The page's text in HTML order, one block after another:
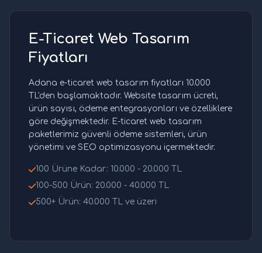
E-Ticaret Web Tasarım
Fiyatları
Adana e-ticaret web tasarım fiyatları 10.000
TL'den başlamaktadır. Website tasarım ücreti,
ürün sayısı, ödeme entegrasyonları ve özelliklere
göre değişmektedir. E-ticaret web tasarım
paketlerimiz güvenli ödeme sistemleri, ürün
yönetimi ve SEO optimizasyonu içermektedir.
100 Ürüne Kadar: 10.000 - 20.000 TL
100-500 Ürün: 20.000 - 40.000 TL
500+ Ürün: 40.000 TL ve üzeri